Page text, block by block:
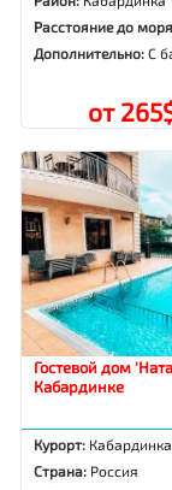
Расстояние до
Дополнительно:С
от
Гостевой дом
Кабардинке
Курорт: Кабардинка
Страна: Россия